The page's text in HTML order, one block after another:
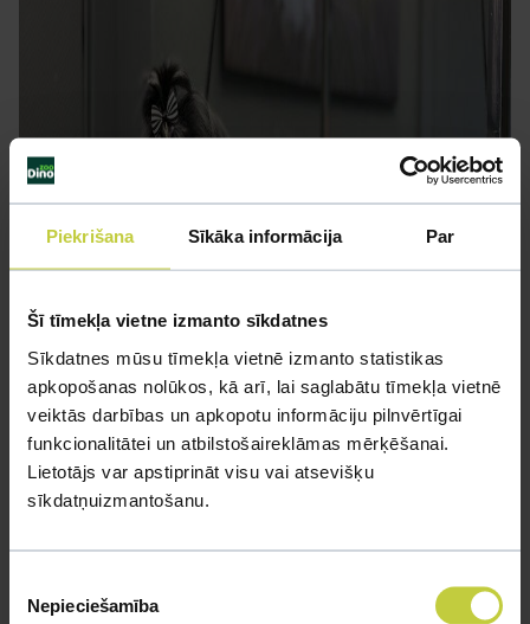
Piekrišana Sīkāka informācija Par
Šī tīmekļa vietne izmanto sīkdatnes
Sīkdatnes mūsu tīmekļa vietnē izmanto statistikas
apkopošanas nolūkos, kā arī, lai saglabātu tīmekļa vietnē
veiktās darbības un apkopotu informāciju pilnvērtīgai
funkcionalitātei un atbilstošaireklāmas mērķēšanai.
Lietotājs var apstiprināt visu vai atsevišķu
sīkdatņuizmantošanu.
izvēle
Nepieciešamība